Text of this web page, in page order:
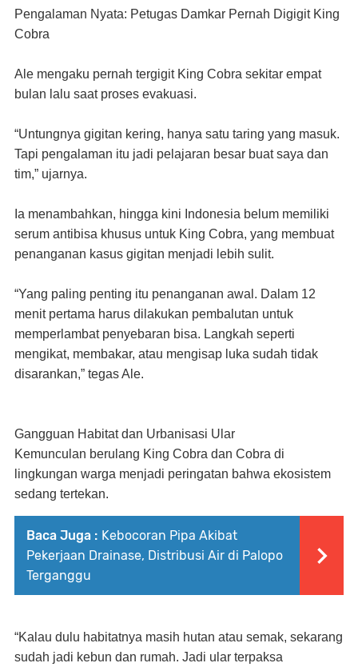
Pengalaman Nyata: Petugas Damkar Pernah Digigit King
Cobra
Ale mengaku pernah tergigit King Cobra sekitar empat
bulan lalu saat proses evakuasi.
“Untungnya gigitan kering, hanya satu taring yang masuk.
Tapi pengalaman itu jadi pelajaran besar buat saya dan
tim,” ujarnya.
Ia menambahkan, hingga kini Indonesia belum memiliki
serum antibisa khusus untuk King Cobra, yang membuat
penanganan kasus gigitan menjadi lebih sulit.
“Yang paling penting itu penanganan awal. Dalam 12
menit pertama harus dilakukan pembalutan untuk
memperlambat penyebaran bisa. Langkah seperti
mengikat, membakar, atau mengisap luka sudah tidak
disarankan,” tegas Ale.
Gangguan Habitat dan Urbanisasi Ular
Kemunculan berulang King Cobra dan Cobra di
lingkungan warga menjadi peringatan bahwa ekosistem
sedang tertekan.
Baca Juga : Kebocoran Pipa Akibat
Pekerjaan Drainase, Distribusi Air di Palopo
Terganggu
“Kalau dulu habitatnya masih hutan atau semak, sekarang
sudah jadi kebun dan rumah. Jadi ular terpaksa